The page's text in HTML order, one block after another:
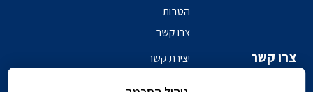
הטבות
צרו קשר
צרו קשר
יצירת קשר